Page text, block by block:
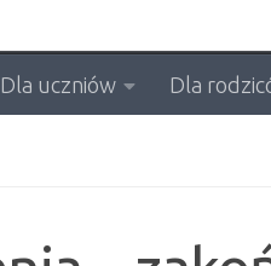
Dla uczniów Dla